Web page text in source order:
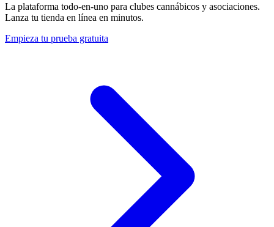
La plataforma todo-en-uno para clubes cannábicos y asociaciones.
Lanza tu tienda en línea en minutos.
Empieza tu prueba gratuita